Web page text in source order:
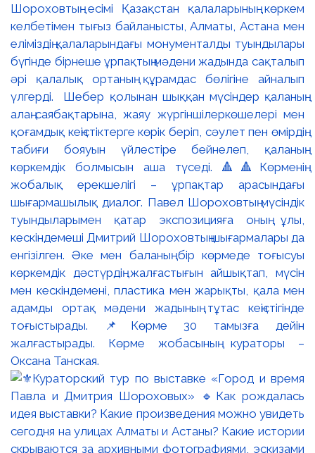
Шороховтың есімі Қазақстан қалаларының көркем
келбетімен тығыз байланысты, Алматы, Астана мен
еліміздің қалаларындағы монументалды туындылары
бүгінде бірнеше ұрпақтың мәдени жадында сақталып
әрі қалалық ортаның құрамдас бөлігіне айналып
үлгерді. Шебер қолынан шыққан мүсіндер қаланың
алаң-саябақтарына, жаяу жүргіншілеркөшелері мен
қоғамдық кеңістіктерге көрік беріп, сәулет пен өмірдің
табиғи бояуын үйлестіре бейнелеп, қаланың
көркемдік болмысын аша түседі. 🔺🔺Көрменің
жобалық ерекшелігі – ұрпақтар арасындағы
шығармашылық диалог. Павел Шороховтың мүсіндік
туындыларымен қатар экспозицияға оның ұлы,
кескіндемеші Дмитрий Шороховтың шығармалары да
енгізілген. Әке мен баланың бір көрмеде тоғысуы
көркемдік дәстүрдің жалғастығын айшықтап, мүсін
мен кескіндемені, пластика мен жарықты, қала мен
адамды ортақ мәдени жадының тұтас кеңістігінде
тоғыстырады. 📌Көрме 30 тамызға дейін
жалғастырады. Көрме жобасының кураторы –
Оксана Танская.